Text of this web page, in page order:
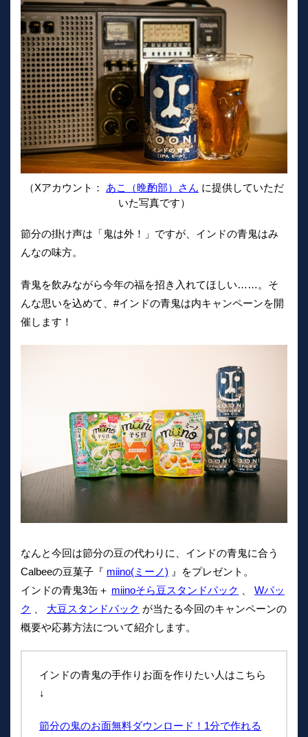
（Xアカウント： あこ（晩酌部）さん に提供していただ
いた写真です）
節分の掛け声は「鬼は外！」ですが、インドの青鬼はみ
んなの味方。
青鬼を飲みながら今年の福を招き入れてほしい……。そ
んな思いを込めて、#インドの青鬼は内キャンペーンを開
催します！
なんと今回は節分の豆の代わりに、インドの青鬼に合う
Calbeeの豆菓子『 miino(ミーノ) 』をプレゼント。
インドの青鬼3缶＋ miinoそら豆スタンドパック
Wパッ
ク
大豆スタンドパック が当たる今回のキャンペーンの
概要や応募方法について紹介します。
インドの青鬼の手作りお面を作りたい人はこちら
↓
節分の鬼のお面無料ダウンロード！1分で作れる